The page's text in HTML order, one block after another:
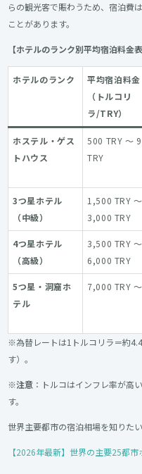
らの観光客で賑わうため、宿泊費
ことがあります。
【ホテルのランク別平均宿泊料金表
ホテルのランク
平均宿泊料金
（トルコリ
ラ/TRY）
ホステル・ゲス
トハウス
500 TRY ～
TRY
3つ星ホテル
（中級）
1,500 TRY ～
3,000 TRY
4つ星ホテル
（高級）
3,500 TRY ～
6,000 TRY
5つ星・洞窟ホ
テル
7,000 TRY ～
※為替レートは1トルコリラ＝約
す）。
※注意 ：トルコはインフレ率が高
す。
世界主要都市の宿泊相場を知りた
【2026年最新】世界の主要25都